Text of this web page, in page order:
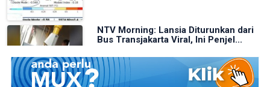
NTV Morning: Lansia Diturunkan dari
Bus Transjakarta Viral, Ini Penjel...
Nusantaratv.com - 01 Januari 1970